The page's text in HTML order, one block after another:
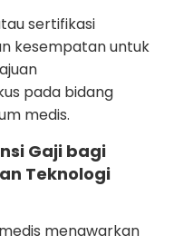
sertifikasi
kesempatan untuk
pada bidang
medis.
Gaji bagi
Teknologi
menawarkan